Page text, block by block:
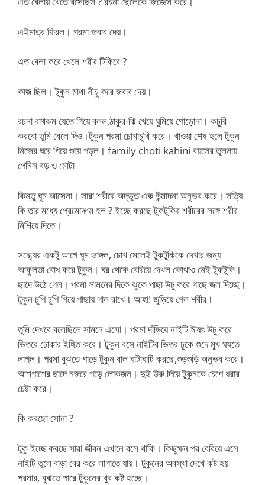
এইমাত্র ফিরল। পরমা জবাব দেয়।
এত বেলা করে খেলে শরীর টিকিবে ?
কাজ ছিল। টুকুন মাথা নীচু করে জবাব দেয়।
রচনা বাথরুম যেতে গিয়ে বলল,ঠাকুর-ঝি খেয়ে ঘুমিয়ে পোড়োনা। কচুরি
করবো তুমি বেলে দিও।টুকুন পরমা চোখাচুখি করে। খাওয়া শেষ হলে টুকুন
নিজের ঘরে গিয়ে শুয়ে পড়ল। family choti kahini বয়সের তুলনায়
পেনিস বড় ও মোটা
কিন্তু ঘুম আসেনা। সারা শরীরে অদ্ভুত এক উন্মাদনা অনুভব করে। সত্যি
কি তার মধ্যে প্রেমোদ্গম হল ? ইচ্ছে করছে টুকটুকির শরীরের সঙ্গে শরীর
মিশিয়ে দিতে।
সন্ধ্যের একটু আগে ঘুম ভাঙ্গল, চোখ মেলেই টুকটুকিকে দেখার জন্য
আকুলতা বোধ করে টুকুন। ঘর থেকে বেরিয়ে দেখল কোথাও নেই টুকটুকি।
ছাদে উঠে গেল। পরমা সামনের দিকে ঝুকে পাছা উচু করে গাছে জল দিচ্ছে।
টুকুন চুপি চুপি গিয়ে পাছায় গাল রাখে। আহা! জুড়িয়ে গেল শরীর।
তুমি দেখবে বলেছিলে সামনে এসো। পরমা দাঁড়িয়ে নাইটি ঈষৎ উচু করে
ভিতরে ঢোকার ইঙ্গিত করে। টূকুন বসে নাইটির ভিতর ঢূকে গুদে মুখ ঘষতে
লাগল। পরমা বুঝতে পাড়ে টুকুন বাল ঘাটাঘাটি করছে,শুড়শুড়ি অনুভব করে।
আশপাশের ছাদে নজরে পড়ে লোকজন। দুই উরু দিয়ে টুকুনকে চেপে ধরার
চেষ্টা করে।
কি করছো সোনা ?
টুকু ইচ্ছে করছে সারা জীবন এখানে বসে থাকি। কিছুক্ষন পর বেরিয়ে এসে
নাইটি তুলে বাড়া বের করে লাগাতে যায়। টুকুনের অবস্থা দেখে কষ্ট হয়
পরমার, বুঝতে পারে টুকুনের খুব কষ্ট হচ্ছে।